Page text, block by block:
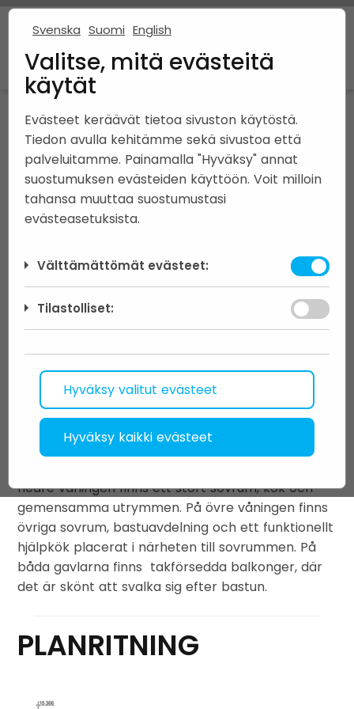
Svenska Suomi English
Valitse, mitä evästeitä
käytät
Evästeet keräävät tietoa sivuston käytöstä.
Tiedon avulla kehitämme sekä sivustoa että
palveluitamme. Painamalla "Hyväksy" annat
suostumuksen evästeiden käyttöön. Voit milloin
tahansa muuttaa suostumustasi
evästeasetuksista.
Välttämättömät evästeet:
tekemään verkkosivustosta käyttökelpoisen
sallimalla perustoimintoja kuten sivulla
ilman näitä evästeitä.
Tilastolliset:
parantaa sivustomme käyttäjäystävällisyttä.
Tähän sisältyy myös edistynyt analyysi
kohdennetun ja personoidun markkinoinnin
tekemiseksi.
Hyväksy valitut evästeet
Hyväksy kaikki evästeet
SERENO |5-6R+K+HJK+B
Bostadsyta: 160.0 m² | Våningsyta: 187.0 m²
Serenos huvudingång finns på ena gaveln,
nedre våningen finns ett stort sovrum, kök och
gemensamma utrymmen. På övre våningen finns
övriga sovrum, bastuavdelning och ett funktionellt
hjälpkök placerat i närheten till sovrummen. På
båda gavlarna finns takförsedda balkonger, där
det är skönt att svalka sig efter bastun.
PLANRITNING